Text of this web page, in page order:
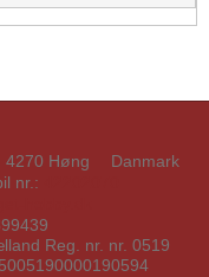
4270 Høng
Danmark
nr.:
Reg. nr. nr. 0519